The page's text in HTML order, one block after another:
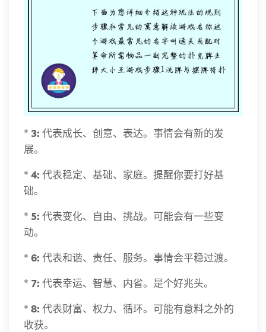
* 3: 代表成长、创意、表达。事情会有新的发
展。
* 4: 代表稳定、基础、家庭。提醒你要打好基
础。
* 5: 代表变化、自由、挑战。可能会有一些变
动。
* 6: 代表和谐、责任、服务。事情会平稳过渡。
* 7: 代表幸运、智慧、内省。是个好兆头。
* 8: 代表财富、权力、循环。可能有意料之外的
收获。